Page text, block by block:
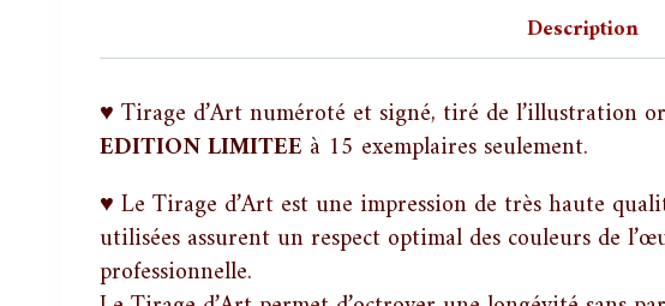
Description
♥ Tirage d’Art numéroté et signé, tiré de l’illustration
EDITION LIMITEE à 15 exemplaires seulement.
♥ Le Tirage d’Art est une impression de très haute
utilisées assurent un respect optimal des couleurs de
professionnelle.